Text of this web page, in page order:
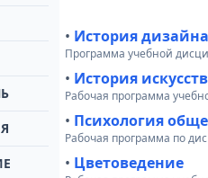
• История дизайна
Программа учебной
• История искусств
Рабочая программа
• Психология
Рабочая программа по
• Цветоведение